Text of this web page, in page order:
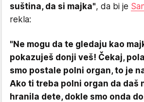
suština, da si majka", da bi je
rekla:
"Ne mogu da te gledaju kao
pokazuješ donji veš! Čekaj,
smo postale polni organ, to je
Ako ti treba polni organ da daš
hranila dete, dokle smo onda